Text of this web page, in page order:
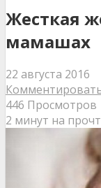
Жесткая
мамашах
22 августа 2016
446 Просмотров
2 минут на